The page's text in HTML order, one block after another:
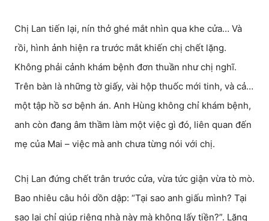
Chị Lan tiến lại, nín thở ghé mắt nhìn qua khe cửa… Và
rồi, hình ảnh hiện ra trước mắt khiến chị chết lặng.
Không phải cảnh khám bệnh đơn thuần như chị nghĩ.
Trên bàn là những tờ giấy, vài hộp thuốc mới tinh, và cả…
một tập hồ sơ bệnh án. Anh Hùng không chỉ khám bệnh,
anh còn đang âm thầm làm một việc gì đó, liên quan đến
mẹ của Mai – việc mà anh chưa từng nói với chị.
Chị Lan đứng chết trân trước cửa, vừa tức giận vừa tò mò.
Bao nhiêu câu hỏi dồn dập: “Tại sao anh giấu mình? Tại
sao lại chỉ giúp riêng nhà này mà không lấy tiền?”. Lặng